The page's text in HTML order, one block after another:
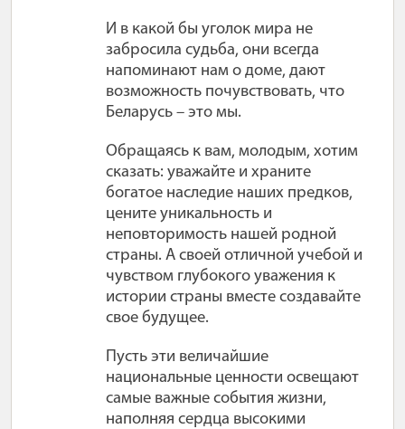
И в какой бы уголок мира не
забросила судьба, они всегда
напоминают нам о доме, дают
возможность почувствовать, что
Беларусь – это мы.
Обращаясь к вам, молодым, хотим
сказать: уважайте и храните
богатое наследие наших предков,
цените уникальность и
неповторимость нашей родной
страны. А своей отличной учебой и
чувством глубокого уважения к
истории страны вместе создавайте
свое будущее.
Пусть эти величайшие
национальные ценности освещают
самые важные события жизни,
наполняя сердца высокими